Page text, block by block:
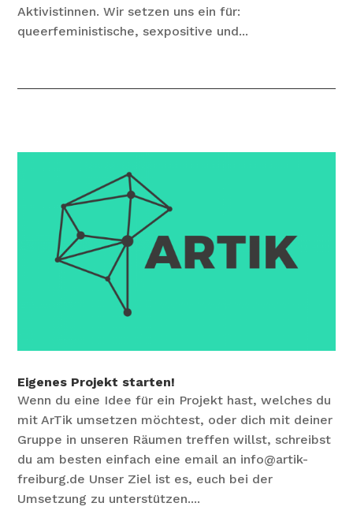
Aktivistinnen. Wir setzen uns ein für:
queerfeministische, sexpositive und...
Eigenes Projekt starten!
Wenn du eine Idee für ein Projekt hast, welches du
mit ArTik umsetzen möchtest, oder dich mit deiner
Gruppe in unseren Räumen treffen willst, schreibst
du am besten einfach eine email an info@artik-
freiburg.de Unser Ziel ist es, euch bei der
Umsetzung zu unterstützen....